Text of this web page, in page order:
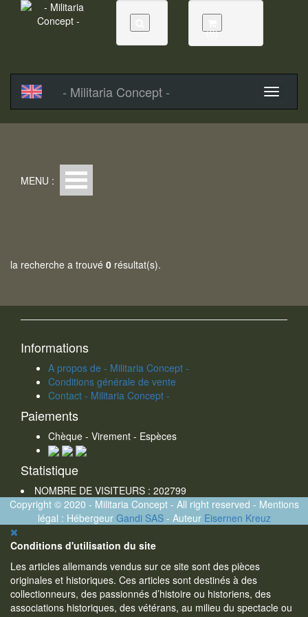
(0)
- Militaria Concept -
MENU :
la recherche a trouvé 0 résultat(s).
Informations
A propos de - Militaria Concept -
Conditions générale de vente
Contact - Militaria Concept -
Paiements
Chèque - Virement - Espèces
Statistique
NOMBRE DE VISITEURS : 202799
Copyright © 2020 - Militaria Concept - All right reserved - Mentions
légal : Hébergeur Gandi SAS- Auteur Eisernen Kreuz
Conditions d'utilisation du site
Les articles allemands vendus sur ce site sont des pièces
originales et historiques. Ces articles sont destinés à des
collectionneurs, des passionnés d’histoire ou historiens, des
associations historiques, des vétérans, au milieu du spectacle ou